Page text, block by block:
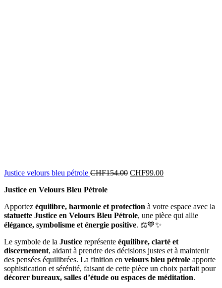
Justice velours bleu pétrole CHF154.00 CHF99.00
Justice en Velours Bleu Pétrole
Apportez équilibre, harmonie et protection à votre espace avec la
statuette Justice en Velours Bleu Pétrole, une pièce qui allie
élégance, symbolisme et énergie positive. ⚖️💙✨
Le symbole de la Justice représente équilibre, clarté et
discernement, aidant à prendre des décisions justes et à maintenir
des pensées équilibrées. La finition en velours bleu pétrole apporte
sophistication et sérénité, faisant de cette pièce un choix parfait pour
décorer bureaux, salles d’étude ou espaces de méditation.